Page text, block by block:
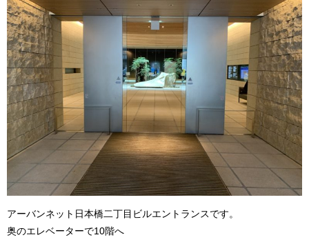
アーバンネット日本橋二丁目ビルエントランスです。
奥のエレベーターで10階へ